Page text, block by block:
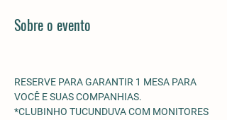
Sobre o evento
RESERVE PARA GARANTIR 1 MESA PARA
VOCÊ E SUAS COMPANHIAS.
*CLUBINHO TUCUNDUVA COM MONITORES